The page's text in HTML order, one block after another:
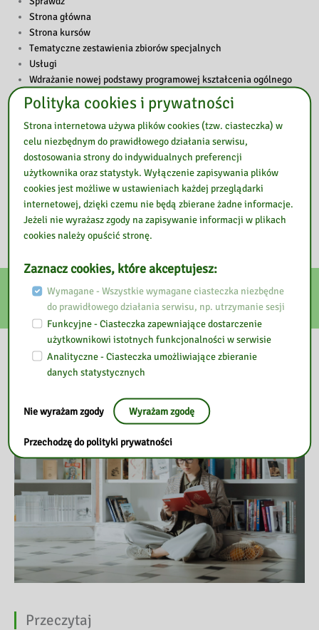
Strona główna
Strona kursów
Tematyczne zestawienia zbiorów specjalnych
Usługi
Wdrażanie nowej podstawy programowej kształcenia ogólnego
Wprowadzanie doradzctwa zawodowego do szkół i placówek
Wspomnienia
Wydarzenia
Wzmacnianie wychowawczej roli szkoły
Zarejestruj się
Zasób czasopism biblioteki
Zbiory
Zgoda na otrzymywanie wiadomości związanych z wydarzeniami i
wideokonferencjami
E-usługi
Nasza biblioteka
Przeczytaj
Polityka cookies i prywatności
Strona internetowa używa plików cookies (tzw. ciasteczka) w
celu niezbędnym do prawidłowego działania serwisu,
dostosowania strony do indywidualnych preferencji
użytkownika oraz statystyk. Wyłączenie zapisywania plików
cookies jest możliwe w ustawieniach każdej przeglądarki
internetowej, dzięki czemu nie będą zbierane żadne informacje.
Jeżeli nie wyrażasz zgody na zapisywanie informacji w plikach
cookies należy opuścić stronę.
Zaznacz cookies, które akceptujesz:
Wymagane - Wszystkie wymagane ciasteczka niezbędne
do prawidłowego działania serwisu, np. utrzymanie sesji
Funkcyjne - Ciasteczka zapewniające dostarczenie
użytkownikowi istotnych funkcjonalności w serwisie
Analityczne - Ciasteczka umożliwiające zbieranie
danych statystycznych
Nie wyrażam zgody Wyrażam zgodę
Przechodzę do polityki prywatności